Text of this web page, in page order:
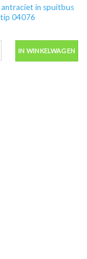
in spuitbus
04076
IN WINKELWAGEN